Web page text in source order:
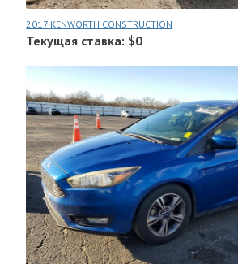
2017 KENWORTH CONSTRUCTION
Текущая ставка: $0